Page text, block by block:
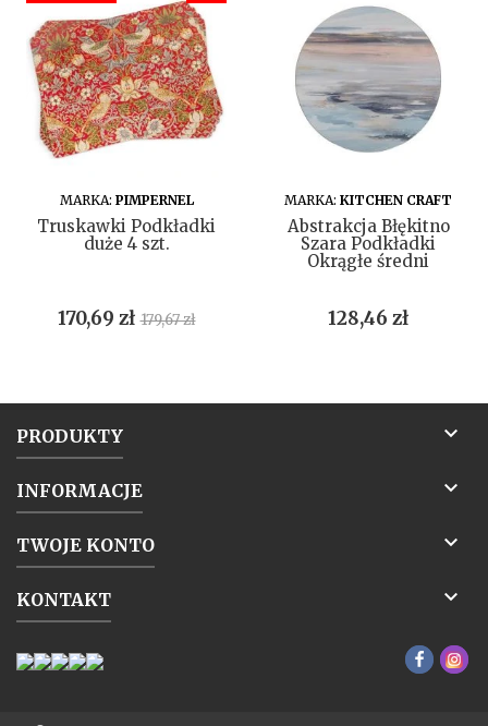
DO KOSZYKA
MARKA: PIMPERNEL
Truskawki Podkładki
duże 4 szt.
Cena
170,69 zł Cena
179,67 zł
DO KOSZYKA
MARKA: KITCHEN CRAFT
Abstrakcja Błękitno
Szara Podkładki
Okrągłe średni
Cena
128,46 zł
PRODUKTY 
INFORMACJE 
TWOJE KONTO 
KONTAKT 